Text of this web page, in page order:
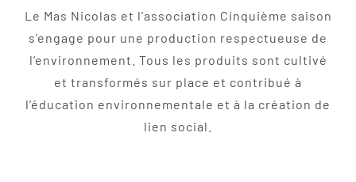
Le Mas Nicolas et l’association Cinquième saison
s’engage pour une production respectueuse de
l’environnement. Tous les produits sont cultivé
et transformés sur place et contribué à
l’éducation environnementale et à la création de
lien social.